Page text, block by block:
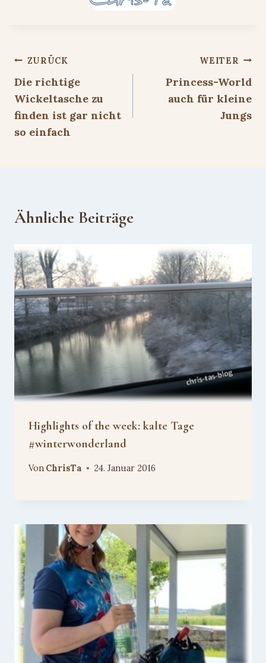
Beitragsnavigation
ZURÜCK
Die richtige
Wickeltasche zu
finden ist gar nicht
so einfach
WEITER
Princess-World
auch für kleine
Jungs
Ähnliche Beiträge
Highlights of the week: kalte Tage
#winterwonderland
Von ChrisTa 24. Januar 2016